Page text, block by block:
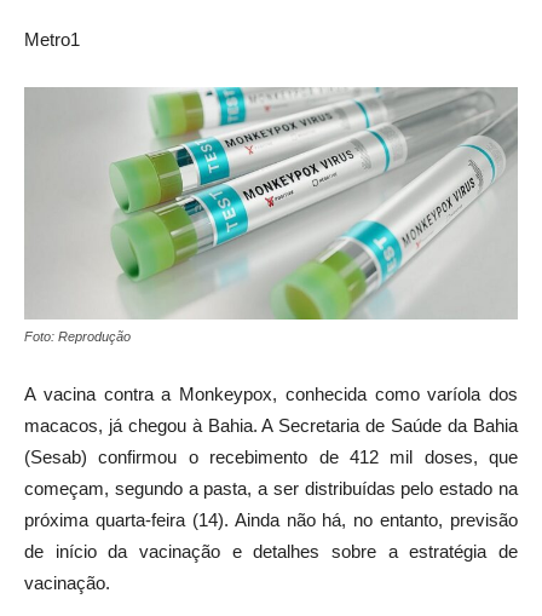
Metro1
Foto: Reprodução
A vacina contra a Monkeypox, conhecida como varíola dos
macacos, já chegou à Bahia. A Secretaria de Saúde da Bahia
(Sesab) confirmou o recebimento de 412 mil doses, que
começam, segundo a pasta, a ser distribuídas pelo estado na
próxima quarta-feira (14). Ainda não há, no entanto, previsão
de início da vacinação e detalhes sobre a estratégia de
vacinação.